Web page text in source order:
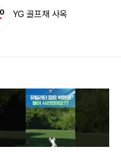
YG 골프채 사옥